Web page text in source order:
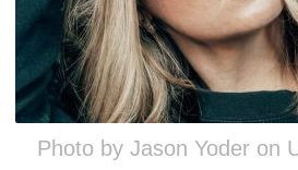
Photo by Jason Yoder on